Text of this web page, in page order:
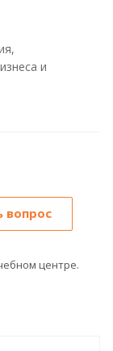
и
вопрос
центре.